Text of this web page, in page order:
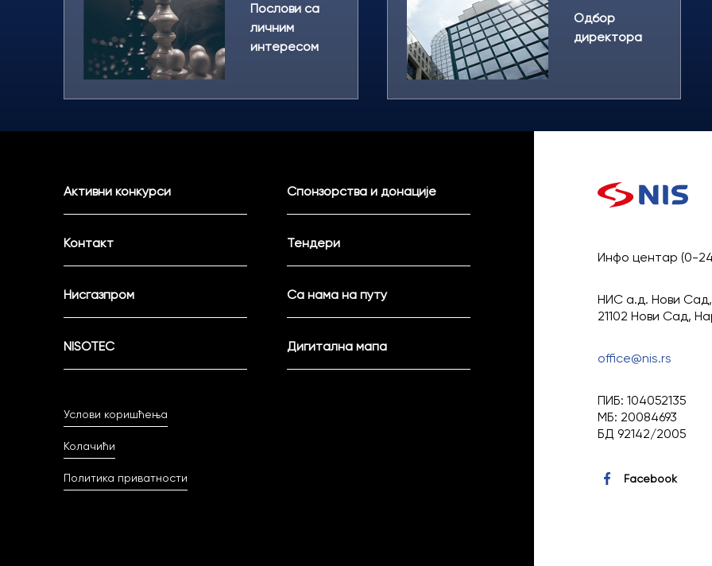
Послови са
личним
интересом
Одбор
директора
Активни конкурси Спонзорства и донације
Контакт Тендери
Нисгазпром Са нама на путу
NISOTEC Дигитална мапа
Услови коришћења
Колачићи
Политика приватности
Инфо центар (0-
НИС а.д. Нови Сад,
21102 Нови Сад,
office@nis.rs
ПИБ: 104052135
МБ: 20084693
БД 92142/2005
Facebook